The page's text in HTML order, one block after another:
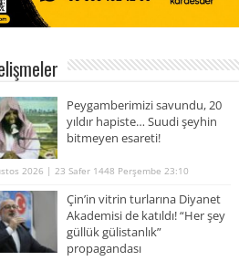
Peygamberimizi savundu, 20
yıldır hapiste… Suudi şeyhin
bitmeyen esareti!
2026 | 23 Safer 1448 Perşembe 23:10
Çin’in vitrin turlarına Diyanet
Akademisi de katıldı! “Her şey
güllük gülistanlık”
propagandası